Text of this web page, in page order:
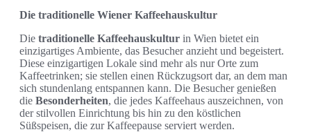
Die traditionelle Wiener Kaffeehauskultur
Die traditionelle Kaffeehauskultur in Wien bietet ein
einzigartiges Ambiente, das Besucher anzieht und begeistert.
Diese einzigartigen Lokale sind mehr als nur Orte zum
Kaffeetrinken; sie stellen einen Rückzugsort dar, an dem man
sich stundenlang entspannen kann. Die Besucher genießen
die Besonderheiten, die jedes Kaffeehaus auszeichnen, von
der stilvollen Einrichtung bis hin zu den köstlichen
Süßspeisen, die zur Kaffeepause serviert werden.